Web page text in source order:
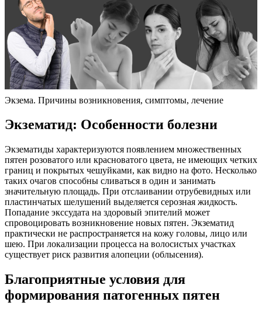
Экзема. Причины возникновения, симптомы, лечение
Экзематид: Особенности болезни
Экзематиды характеризуются появлением множественных
пятен розоватого или красноватого цвета, не имеющих четких
границ и покрытых чешуйками, как видно на фото. Несколько
таких очагов способны сливаться в один и занимать
значительную площадь. При отслаивании отрубевидных или
пластинчатых шелушений выделяется серозная жидкость.
Попадание экссудата на здоровый эпителий может
спровоцировать возникновение новых пятен. Экзематид
практически не распространяется на кожу головы, лицо или
шею. При локализации процесса на волосистых участках
существует риск развития алопеции (облысения).
Благоприятные условия для
формирования патогенных пятен